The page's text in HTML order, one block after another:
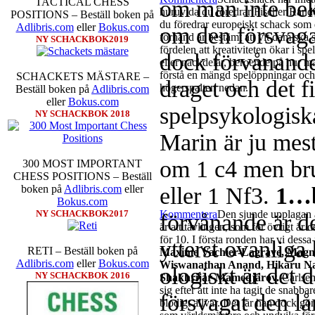
POSITIONS – Beställ boken på
Adlibris.comellerBokus.com
NY SCHACKBOK2019
SCHACKETS MÄSTARE –
Beställ boken på Adlibris.com
ellerBokus.com
NY SCHACKBOK 2018
300 MOST IMPORTANT
CHESS POSITIONS – Beställ
boken på Adlibris.com eller
Bokus.com
NY SCHACKBOK2017
RETI – Beställ boken på
Adlibris.comellerBokus.com
NY SCHACKBOK 2016
huruvida du föredrar Fischer
du föredrar europeiskt schack
förhand är bestämt att vit dam ska
fördelen att kreativiteten ökar i
eller nackdelar, beroende på hur
förstå en mängd spelöppningar
högerspalten nedan.
KommenteraDen sjunde
är att tävlingen, som för övrigt är
för 10. I första ronden har vi
Maxime Vachier-Lagrave,
Wiswanathan Anand, Hikaru
Shakhrijar Mamedjarov.
sig efter att inte ha tagit de
blodigt allvar. Det lär han dock
om man inte
om den
dock
draget och det
Marin är ju
om 1 c4 men
eller 1 Nf3.
förvånande är
ytterst
ologiskt är det
försvagat den